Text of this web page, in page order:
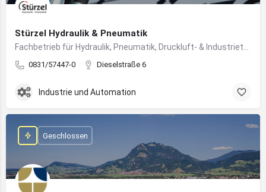
Stürzel Hydraulik & Pneumatik
0831/57447-0 Dieselstraße 6
Industrie und Automation
Geschlossen